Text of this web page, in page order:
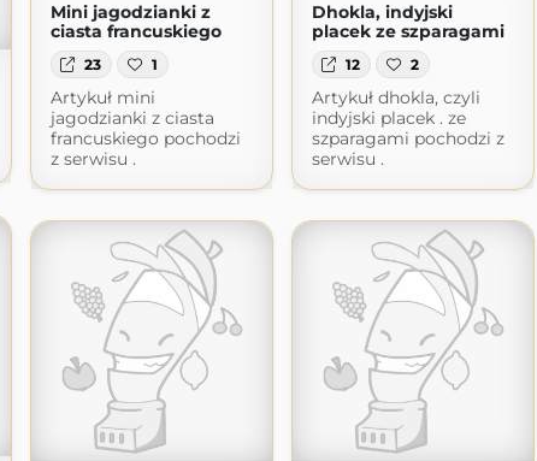
Mini jagodzianki z
ciasta francuskiego
23 1
Artykuł mini
jagodzianki z ciasta
francuskiego pochodzi
z serwisu .
Dhokla, indyjski
placek ze szparagami
12 2
Artykuł dhokla, czyli
indyjski placek . ze
szparagami pochodzi z
serwisu .